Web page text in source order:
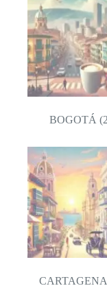
BOGOTÁ
CARTAGENA